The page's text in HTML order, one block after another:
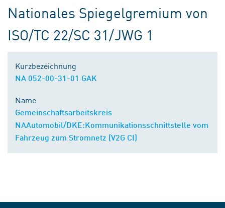
Nationales Spiegelgremium von
ISO/TC 22/SC 31/JWG 1
Kurzbezeichnung
NA 052-00-31-01 GAK
Name
Gemeinschaftsarbeitskreis
NAAutomobil/DKE:Kommunikationsschnittstelle vom
Fahrzeug zum Stromnetz (V2G CI)